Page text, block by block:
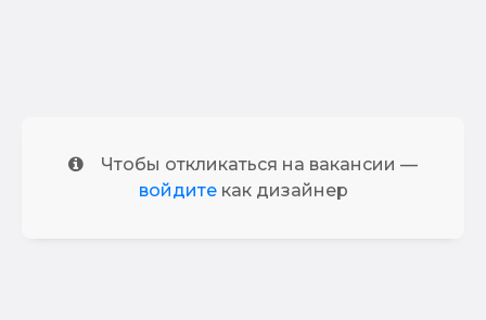
Чтобы откликаться на вакансии —
войдитекак дизайнер